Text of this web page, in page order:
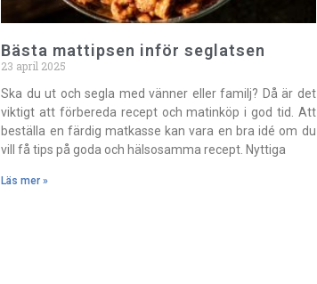
Bästa mattipsen inför seglatsen
23 april 2025
Ska du ut och segla med vänner eller familj? Då är det
viktigt att förbereda recept och matinköp i god tid. Att
beställa en färdig matkasse kan vara en bra idé om du
vill få tips på goda och hälsosamma recept. Nyttiga
Läs mer »